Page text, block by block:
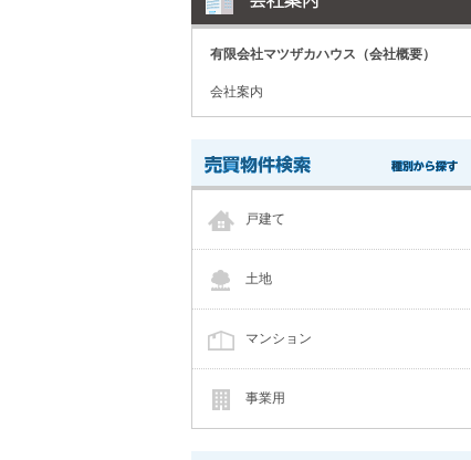
有限会社マツザカハウス（会社概要）
会社案内
戸建て
土地
マンション
事業用